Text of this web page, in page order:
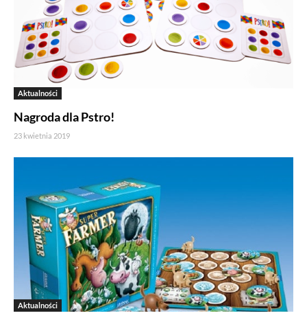
Aktualności
Nagroda dla Pstro!
23 kwietnia 2019
Aktualności